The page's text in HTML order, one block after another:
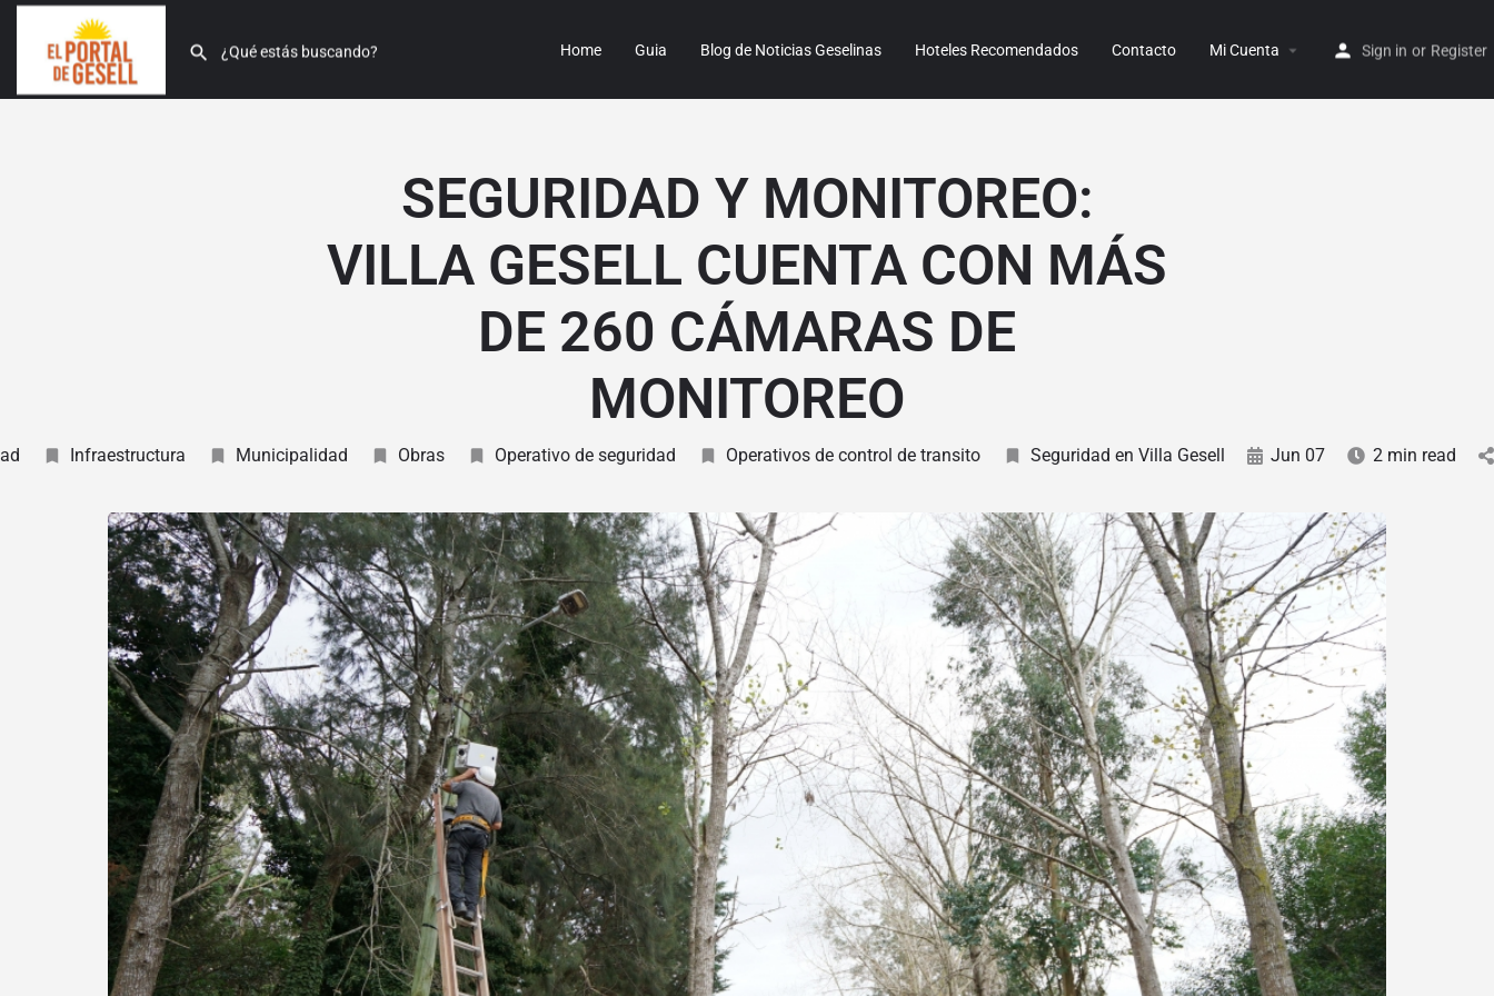
Home Guia Blog de Noticias Geselinas Hoteles Recomendados Contacto Mi Cuenta Sign in or Register
SEGURIDAD Y MONITOREO:
VILLA GESELL CUENTA CON MÁS
DE 260 CÁMARAS DE
MONITOREO
Infraestructura Municipalidad Obras Operativo de seguridad Operativos de control de transito Seguridad en Villa Gesell Jun 07 2 min read